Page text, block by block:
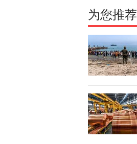
为您推荐